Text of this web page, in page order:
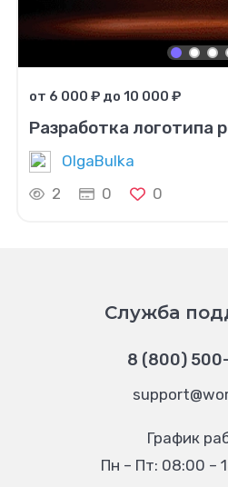
от 6 000 ₽ до 10 000 ₽
Разработка логотипа
OlgaBulka
2
0 0
Служба
8 (800)
График
Пн – Пт: 08:00 –